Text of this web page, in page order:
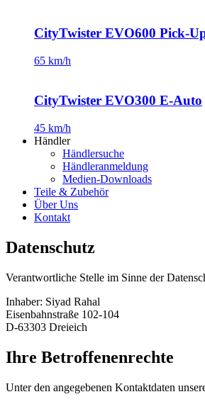
CityTwister EVO600 Pick-
65 km/h
CityTwister EVO300 E-Auto
45 km/h
Händler
Händlersuche
Händleranmeldung
Medien-Downloads
Teile & Zubehör
Über Uns
Kontakt
Datenschutz
Verantwortliche Stelle im Sinne der
Inhaber: Siyad Rahal
Eisenbahnstraße 102-104
D-63303 Dreieich
Ihre Betroffenenrechte
Unter den angegebenen Kontaktdaten